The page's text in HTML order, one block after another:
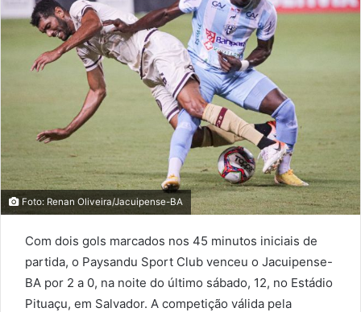
Foto: Renan Oliveira/Jacuipense-BA
Com dois gols marcados nos 45 minutos iniciais de
partida, o Paysandu Sport Club venceu o Jacuipense-
BA por 2 a 0, na noite do último sábado, 12, no Estádio
Pituaçu, em Salvador. A competição válida pela